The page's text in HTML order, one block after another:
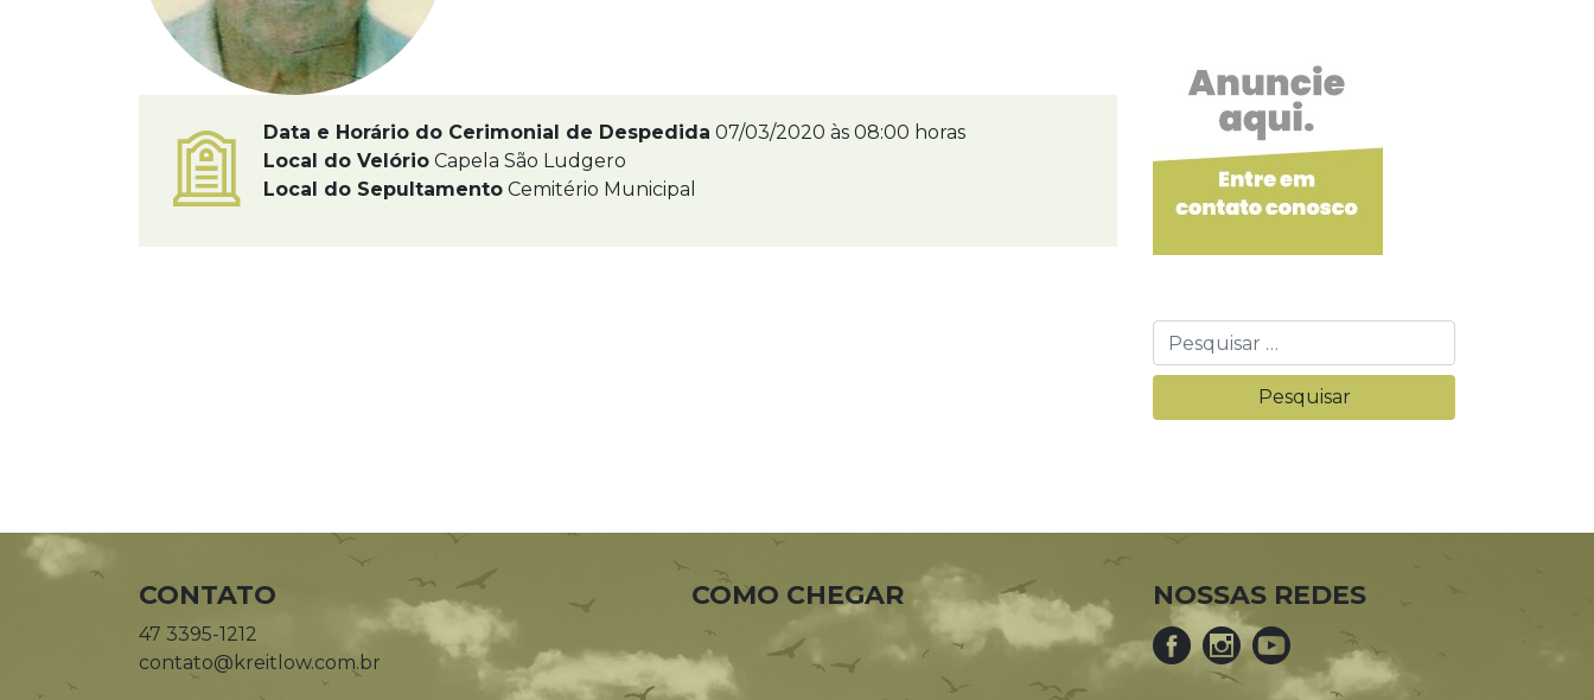
Data e Horário do Cerimonial de Despedida 07/03/2020 às 08:00 horas
Local do Velório Capela São Ludgero
Local do Sepultamento Cemitério Municipal
CONTATO
47 3395-1212
contato@kreitlow.com.br
COMO CHEGAR NOSSAS REDES